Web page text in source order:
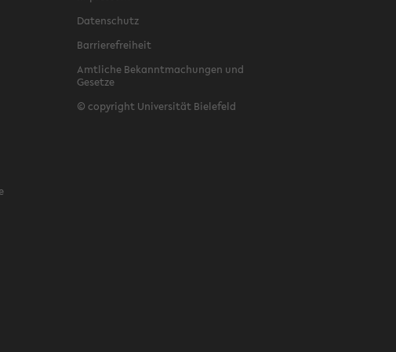
Datenschutz
Barrierefreiheit
Amtliche Bekanntmachungen und
Gesetze
© copyright Universität Bielefeld